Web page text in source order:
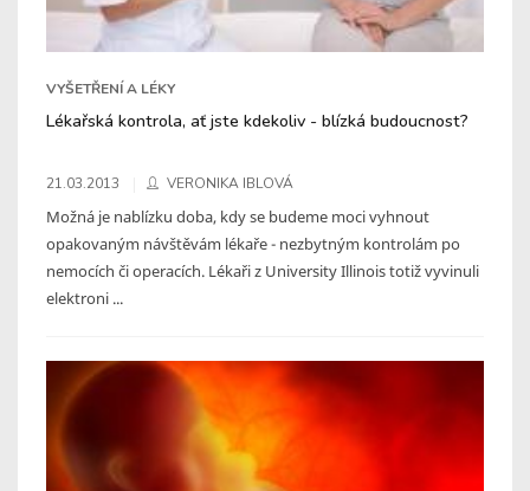
VYŠETŘENÍ A LÉKY
Lékařská kontrola, ať jste kdekoliv - blízká budoucnost?
21.03.2013 VERONIKA IBLOVÁ
Možná je nablízku doba, kdy se budeme moci vyhnout
opakovaným návštěvám lékaře - nezbytným kontrolám po
nemocích či operacích. Lékaři z University Illinois totiž vyvinuli
elektroni ...